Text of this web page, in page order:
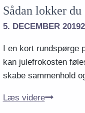
Sådan lokker
5. DECEMBER 2019
I en kort rundspørge
kan julefrokosten
skabe sammenhold
Læs videreSådan